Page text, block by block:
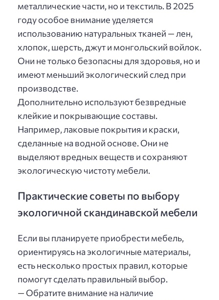
металлические части, но и текстиль. В 2025
году особое внимание уделяется
использованию натуральных тканей — лен,
хлопок, шерсть, джут и монгольский войлок.
Они не только безопасны для здоровья, но и
имеют меньший экологический след при
производстве.
Дополнительно используют безвредные
клейкие и покрывающие составы.
Например, лаковые покрытия и краски,
сделанные на водной основе. Они не
выделяют вредных веществ и сохраняют
экологическую чистоту мебели.
Практические советы по выбору
экологичной скандинавской мебели
Если вы планируете приобрести мебель,
ориентируясь на экологичные материалы,
есть несколько простых правил, которые
помогут сделать правильный выбор.
— Обратите внимание на наличие